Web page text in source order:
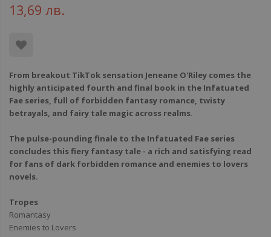
13,69 лв.
From breakout TikTok sensation Jeneane O'Riley comes the
highly anticipated fourth and final book in the Infatuated
Fae series, full of forbidden fantasy romance, twisty
betrayals, and fairy tale magic across realms.
The pulse-pounding finale to the Infatuated Fae series
concludes this fiery fantasy tale - a rich and satisfying read
for fans of dark forbidden romance and enemies to lovers
novels.
Tropes
Romantasy
Enemies to Lovers